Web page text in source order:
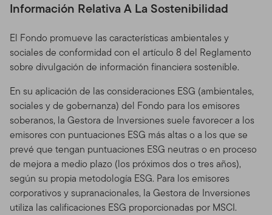
Información Relativa A La Sostenibilidad
El Fondo promueve las características ambientales y
sociales de conformidad con el artículo 8 del Reglamento
sobre divulgación de información financiera sostenible.
En su aplicación de las consideraciones ESG (ambientales,
sociales y de gobernanza) del Fondo para los emisores
soberanos, la Gestora de Inversiones suele favorecer a los
emisores con puntuaciones ESG más altas o a los que se
prevé que tengan puntuaciones ESG neutras o en proceso
de mejora a medio plazo (los próximos dos o tres años),
según su propia metodología ESG. Para los emisores
corporativos y supranacionales, la Gestora de Inversiones
utiliza las calificaciones ESG proporcionadas por MSCI.